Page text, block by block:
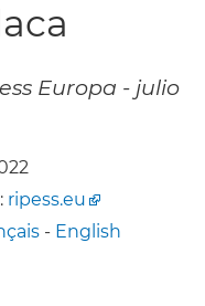
Europa - julio
ripess.eu
- English